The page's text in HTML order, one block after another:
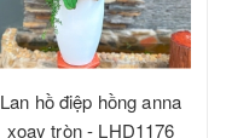
Lan hồ điệp hồng anna
xoay tròn - LHD1176